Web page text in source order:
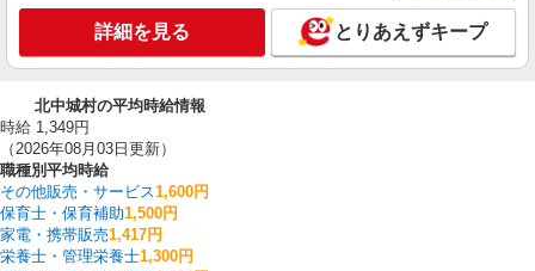
詳細を見る とりあえずキープ
北中城村の平均時給情報
時給 1,349円
（2026年08月03日更新）
職種別平均時給
その他販売・サービス1,600円
保育士・保育補助1,500円
家電・携帯販売1,417円
栄養士・管理栄養士1,300円